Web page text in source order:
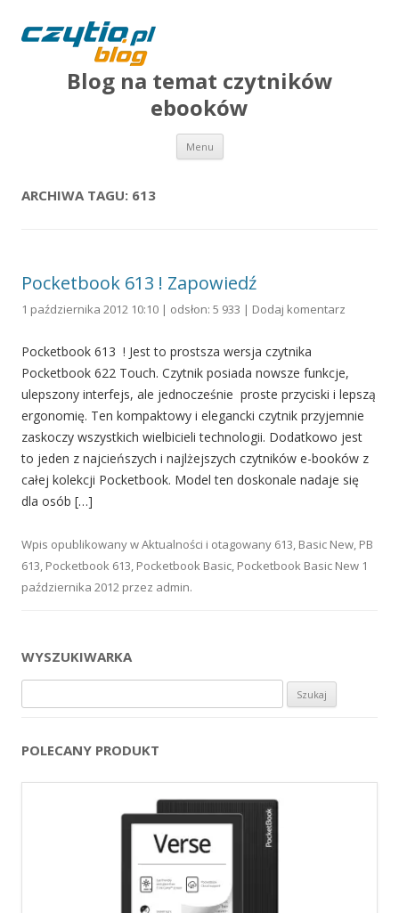
Blog na temat czytników
ebooków
Menu Przejdź do treści
ARCHIWA TAGU: 613
Pocketbook 613 ! Zapowiedź
1 października 2012 10:10 | odsłon: 5 933 | Dodaj komentarz
Pocketbook 613 ! Jest to prostsza wersja czytnika
Pocketbook 622 Touch. Czytnik posiada nowsze funkcje,
ulepszony interfejs, ale jednocześnie proste przyciski i lepszą
ergonomię. Ten kompaktowy i elegancki czytnik przyjemnie
zaskoczy wszystkich wielbicieli technologii. Dodatkowo jest
to jeden z najcieńszych i najlżejszych czytników e-booków z
całej kolekcji Pocketbook. Model ten doskonale nadaje się
dla osób […]
Wpis opublikowany wAktualności i otagowany 613, Basic New, PB
613, Pocketbook 613, Pocketbook Basic, Pocketbook Basic New 1
października 2012 przez admin.
WYSZUKIWARKA
POLECANY PRODUKT